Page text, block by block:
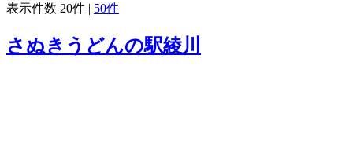
表示件数 20件 | 50件
さぬきうどんの駅綾川